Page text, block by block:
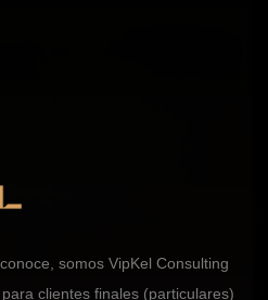
somos VipKel Consulting
clientes finales (particulares)